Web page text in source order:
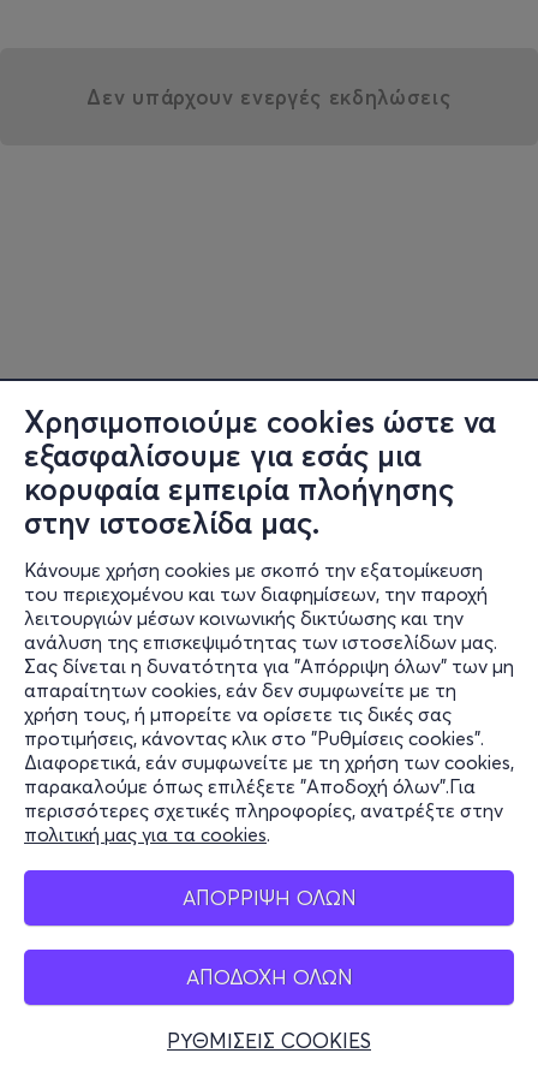
Χρησιμοποιούμε cookies ώστε να
εξασφαλίσουμε για εσάς μια
κορυφαία εμπειρία πλοήγησης
στην ιστοσελίδα μας.
Κάνουμε χρήση cookies με σκοπό την εξατομίκευση
του περιεχομένου και των διαφημίσεων, την παροχή
λειτουργιών μέσων κοινωνικής δικτύωσης και την
ανάλυση της επισκεψιμότητας των ιστοσελίδων μας.
Σας δίνεται η δυνατότητα για "Απόρριψη όλων" των μη
απαραίτητων cookies, εάν δεν συμφωνείτε με τη
χρήση τους, ή μπορείτε να ορίσετε τις δικές σας
προτιμήσεις, κάνοντας κλικ στο "Ρυθμίσεις cookies".
Διαφορετικά, εάν συμφωνείτε με τη χρήση των cookies,
παρακαλούμε όπως επιλέξετε "Αποδοχή όλων".Για
περισσότερες σχετικές πληροφορίες, ανατρέξτε στην
πολιτική μας για τα cookies.
ΑΠΟΡΡΙΨΗ ΟΛΩΝ
ΑΠΟΔΟΧΗ ΟΛΩΝ
ΡΥΘΜΙΣΕΙΣ COOKIES
Δεν υπάρχουν ενεργές εκδηλώσεις